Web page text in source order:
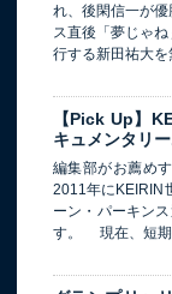
れ、後閑信一が
ス直後「夢じゃ
行する新田祐大
【Pick Up】
キュメンタリ
編集部がお薦め
2011年にKEIRIN
ーン・パーキン
す。 現在、短期